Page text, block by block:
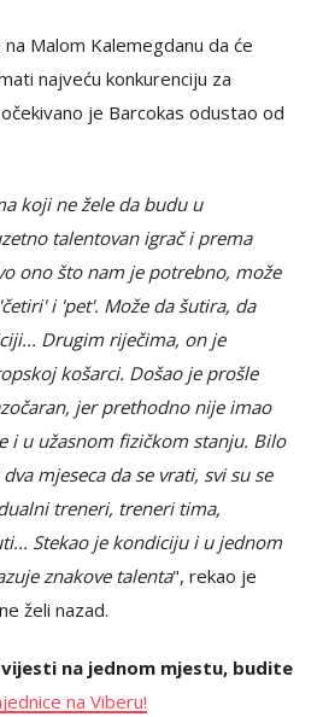
Malom Kalemegdanu da će
najveću konkurenciju za
je Barcokas odustao od
koji ne žele da budu u
talentovan igrač i prema
ono što nam je potrebno, može
i 'pet'. Može da šutira, da
Drugim riječima, on je
košarci. Došao je prošle
jer prethodno nije imao
i u užasnom fizičkom stanju. Bilo
mjeseca da se vrati, svi su se
treneri, treneri tima,
Stekao je kondiciju i u jednom
znakove talenta", rekao je
želi nazad.
na jednom mjestu, budite
na Viberu!